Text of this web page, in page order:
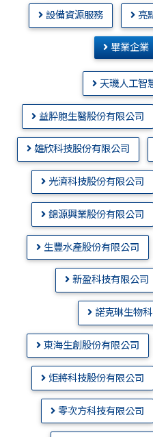
設備資源服務 亮
畢業企業
天璣人工智
益肸胞生醫股份有限公司
雄欣科技股份有限公司
光濟科技股份有限公司
錦源興業股份有限公司
生豐水產股份有限公司
新盈科技有限公司
諾克琳生物科
東海生創股份有限公司
炬將科技股份有限公司
零次方科技有限公司